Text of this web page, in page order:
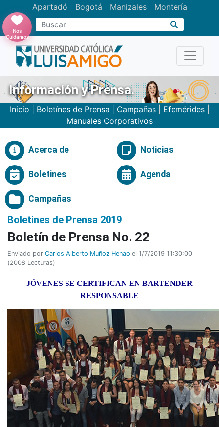
Apartadó Bogotá Manizales Montería
Buscar
Nos
Cuidamos
Información y Prensa.
Inicio Boletínes de Prensa Campañas| Efemérides|
Manuales Corporativos
Acerca de Noticias
Boletines Agenda
Campañas
Boletines de Prensa 2019
Boletí­n de Prensa No. 22
Enviado por Carlos Alberto Muñoz Henao el 1/7/2019 11:30:00
(2008 Lecturas)
JÓVENES SE CERTIFICAN EN BARTENDER
RESPONSABLE